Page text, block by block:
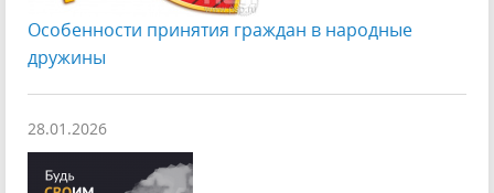
Особенности принятия граждан в народные
дружины
28.01.2026